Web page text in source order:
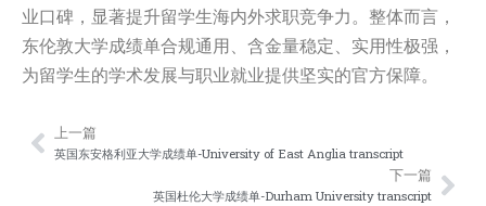
业口碑，显著提升留学生海内外求职竞争力。整体而言，
东伦敦大学成绩单合规通用、含金量稳定、实用性极强，
为留学生的学术发展与职业就业提供坚实的官方保障。
Prev
上一篇
英国东安格利亚大学成绩单-University of East Anglia transcript
下一篇
英国杜伦大学成绩单-Durham University transcript